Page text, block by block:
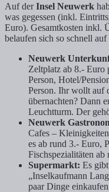
Auf derInsel Neuwerk
was gegessen (inkl.
Euro). Gesamtkosten inkl.
belaufen sich so schnell
Neuwerk
Zeltplatz ab 8.- Euro
Person, Hotel/
Person. Ihr wollt auf
übernachten? Dann
Leuchtturm. Der
Neuwerk
Cafes –
es ab rund 3.- Euro,
Fischspezialitäten ab
Supermarkt: Es
„Inselkaufmann
paar Dinge